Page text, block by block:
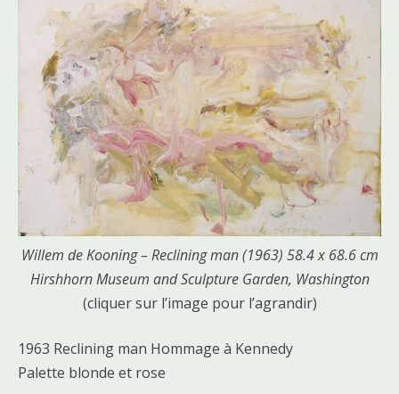
Willem de Kooning – Reclining man (1963) 58.4 x 68.6 cm
Hirshhorn Museum and Sculpture Garden, Washington
(cliquer sur l’image pour l’agrandir)
1963 Reclining man Hommage à Kennedy
Palette blonde et rose